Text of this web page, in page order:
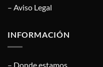
– Aviso Legal
INFORMACIÓN
– Donde estamos